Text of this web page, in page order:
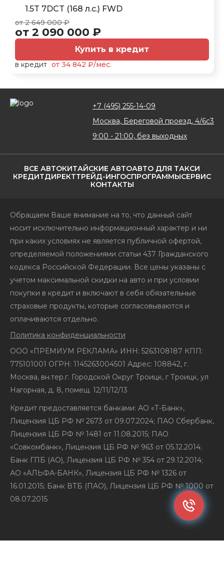
1.5T 7DCT (168 л.с.) FWD
от 2 649 000 ₽
от 2 090 000 ₽
Купить в кредит
в кредит от 34 842 ₽/мес.
ВСЕ АВТОКИТАЙСКИЕ АВТОАВТО ДЛЯ ТАКСИ
КРЕДИТДИРЕКТТРЕЙД-ИНГОСПРОГРАММЫСЕРВИС
КОНТАКТЫ
+7 (495) 255-14-09
Москва, Береговой проезд, 4/6с3
9:00 - 21:00, без выходных
Обращаем Ваше внимание на то, что данный сайт
носит исключительно информационный характер и ни
при каких условиях не является публичной офертой,
определяемой положениями статьи 437 Гражданского
кодекса Российской Федерации. Все цены указаны с
учетом максимальной скидки на авто и при условии
покупки в кредит и включают в себя обязательные
страховые продукты, которые согласовываются и
оплачиваются отдельно.
Политика конфиденциальности
ООО «ПРЕМИУМ РЕКЛАМА» ИНН: 5263108187 КПП:
775101001 ОГРН: 1145263004501 Адрес: 108842, г.
Москва, вн.тер.г. Городской Округ Троицк, г Троицк, ул
Нагорная, д. 8, помещ. 12/11/12/13
Кредит предоставляется банками: АО «Т-Банк»,
Лицензия ЦБ РФ № 2673 от 09.07.2024; ПАО Сбербанк,
Лицензия ЦБ РФ № 1481 от 11.08.2015; ПАО
«Совкомбанк», Лицензия ЦБ РФ № 963 от 05.12.2014;
Банк ГПБ (АО), Лицензия ЦБ РФ № 354 от 29.12.2014;
АО «АЛЬФА-БАНК», Лицензия ЦБ РФ № 1326 от
16.01.2015; Банк ВТБ (ПАО), Лицензия ЦБ РФ № 1000 от
08.07.2015